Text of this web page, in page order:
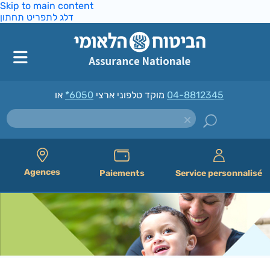
Skip to main content
דלג לתפריט תחתון
מוקד טלפוני ארצי *6050 04-8812345
Agences Paiements Service personnalisé